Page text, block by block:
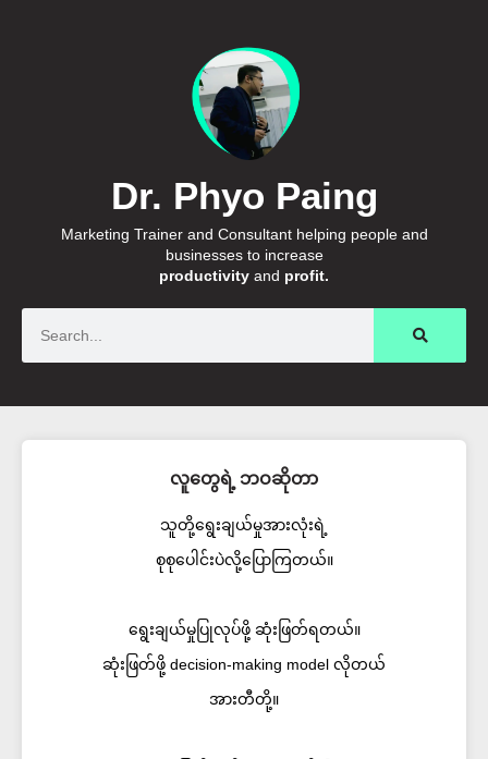
Dr. Phyo Paing
Marketing Trainer and Consultant helping people and
businesses to increase
productivity and profit.
လူတွေရဲ့ ဘဝဆိုတာ
သူတို့ရွေးချယ်မှုအားလုံးရဲ့
စုစုပေါင်းပဲလို့ပြောကြတယ်။
ရွေးချယ်မှုပြုလုပ်ဖို့ ဆုံးဖြတ်ရတယ်။
ဆုံးဖြတ်ဖို့ decision-making model လိုတယ်
အားတီတို့။